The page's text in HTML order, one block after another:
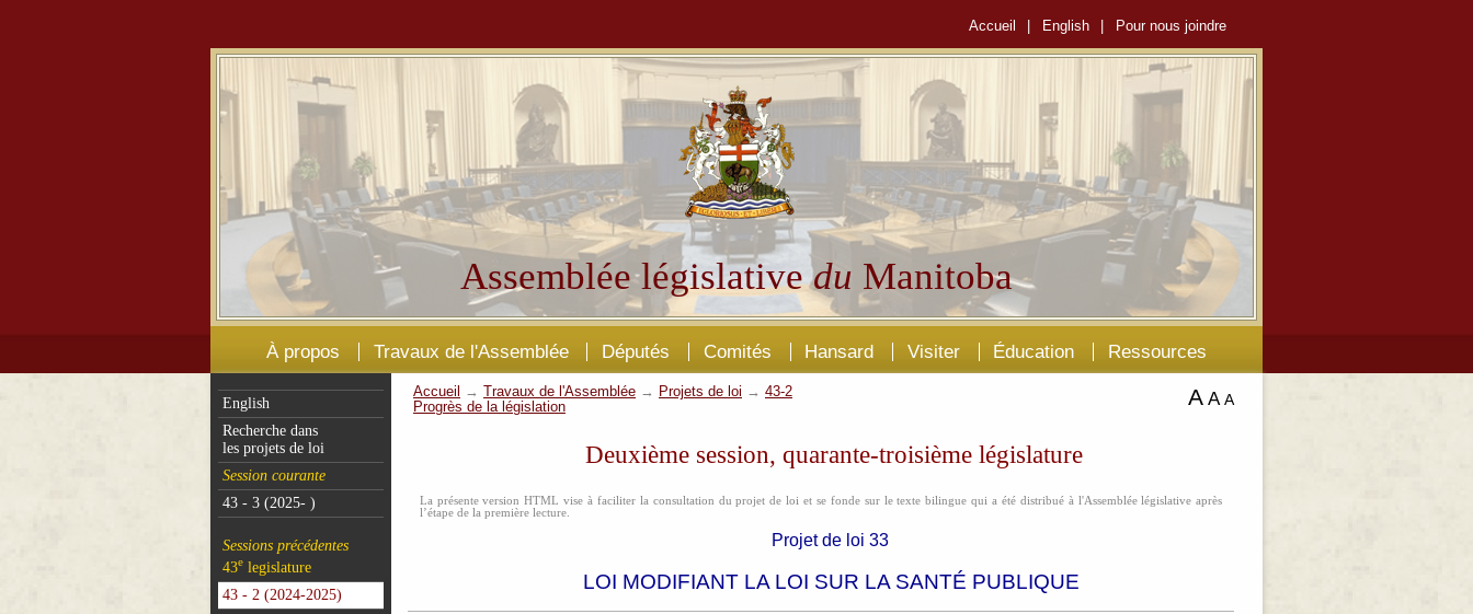
Accueil English Pour nous joindre
Assemblée législativedu Manitoba
À propos Travaux de l'Assemblée Députés Comités Hansard Visiter Éducation Ressources
English
Recherche dans
les projets de loi
Session courante
43 - 3 (2025- )
Sessions précédentes
43elegislature
43 - 2 (2024-2025)
Accueil → Travaux de l'Assemblée → Projets de loi → 43-2
Progrès de la législation
A A A
Deuxième session, quarante-troisième législature
La présente version HTML vise à faciliter la consultation du projet de loi et se fonde sur le texte bilingue qui a été distribué à l'Assemblée législative après
l’étape de la première lecture.
Projet de loi 33
LOI MODIFIANT LA LOI SUR LA SANTÉ PUBLIQUE